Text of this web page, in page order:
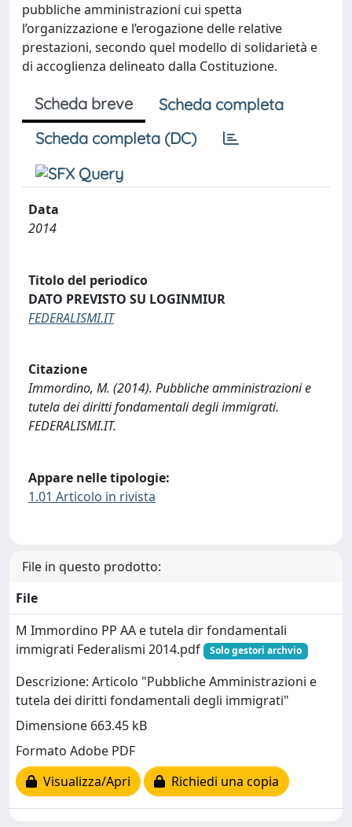
pubbliche amministrazioni cui spetta
l’organizzazione e l’erogazione delle relative
prestazioni, secondo quel modello di solidarietà e
di accoglienza delineato dalla Costituzione.
Scheda breve
Scheda completa
Scheda completa (DC)
Data
2014
Titolo del periodico
DATO PREVISTO SU LOGINMIUR
FEDERALISMI.IT
Citazione
Immordino, M. (2014). Pubbliche amministrazioni e
tutela dei diritti fondamentali degli immigrati.
FEDERALISMI.IT.
Appare nelle tipologie:
1.01 Articolo in rivista
File in questo prodotto:
File
M Immordino PP AA e tutela dir fondamentali
immigrati Federalismi 2014.pdf
Solo gestori archvio
Descrizione: Articolo "Pubbliche Amministrazioni e
tutela dei diritti fondamentali degli immigrati"
Dimensione 663.45 kB
Formato Adobe PDF
Visualizza/Apri
Richiedi una copia